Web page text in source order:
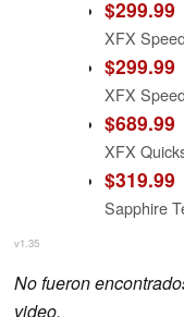
$299.99
$299.99
$689.99
$319.99
v1.35
No fueron
video.